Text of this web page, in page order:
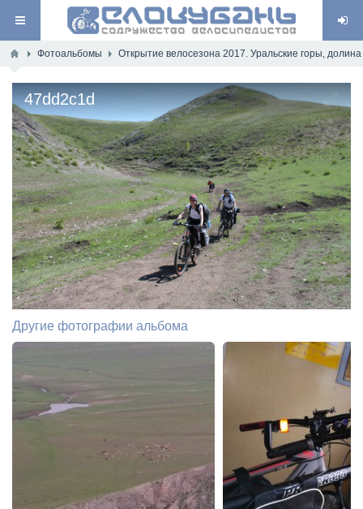
Фотоальбомы Открытие велосезона 2017. Уральские горы,
47dd2c1d
Другие фотографии альбома